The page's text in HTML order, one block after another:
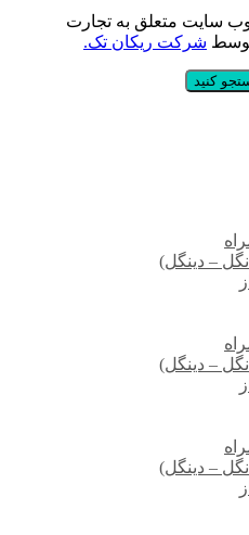
سایت متعلق به تجارت
شرکت ریکان تک.
کنید